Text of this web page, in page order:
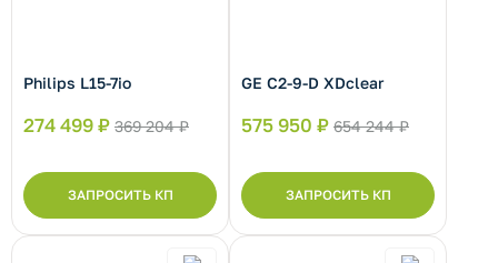
Philips L15-7io
274 499 ₽ 369 204 ₽
ЗАПРОСИТЬ КП
GE C2-9-D XDclear
575 950 ₽ 654 244 ₽
ЗАПРОСИТЬ КП